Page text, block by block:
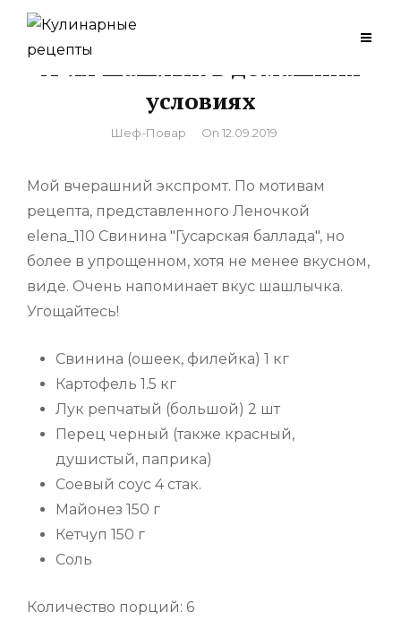
Skip
contentА-ля шашлык в домашних
условиях
By
Шеф-Повар On 12.09.2019
Мой вчерашний экспромт. По мотивам
рецепта, представленного Леночкой
elena_110 Свинина "Гусарская баллада", но
более в упрощенном, хотя не менее вкусном,
виде. Очень напоминает вкус шашлычка.
Угощайтесь!
Свинина (ошеек, филейка) 1 кг
Картофель 1.5 кг
Лук репчатый (большой) 2 шт
Перец черный (также красный,
душистый, паприка)
Соевый соус 4 стак.
Майонез 150 г
Кетчуп 150 г
Соль
Количество порций: 6